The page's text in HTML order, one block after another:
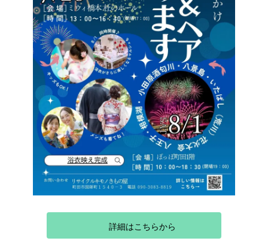
詳細はこちらから